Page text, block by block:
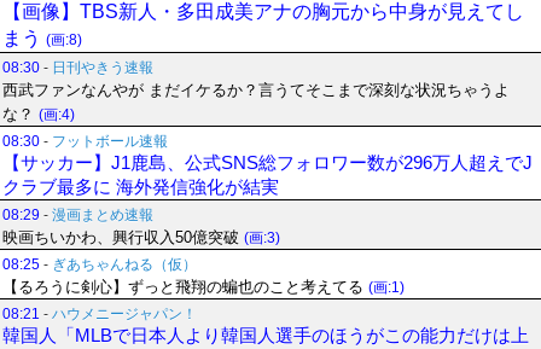
【画像】TBS新人・多田成美アナの胸元から中身が見えてし
まう (画:8)
08:30 - 日刊やきう速報
西武ファンなんやが まだイケるか？言うてそこまで深刻な状況ちゃうよ
な？ (画:4)
08:30 - フットボール速報
【サッカー】J1鹿島、公式SNS総フォロワー数が296万人超えでJ
クラブ最多に 海外発信強化が結実
08:29 - 漫画まとめ速報
映画ちいかわ、興行収入50億突破 (画:3)
08:25 - ぎあちゃんねる（仮）
【るろうに剣心】ずっと飛翔の蝙也のこと考えてる (画:1)
08:21 - ハウメニージャパン！
韓国人「MLBで日本人より韓国人選手のほうがこの能力だけは上